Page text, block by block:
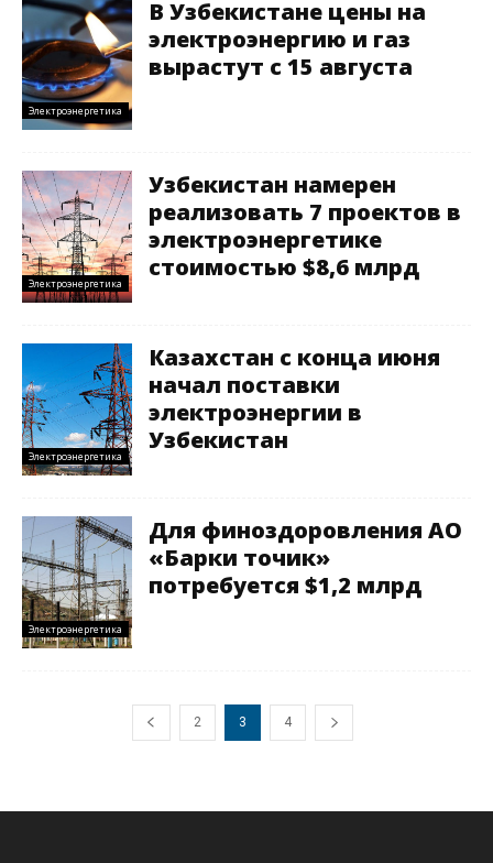
Электроэнергетика
В Узбекистане цены на
электроэнергию и газ
вырастут с 15 августа
Электроэнергетика
Узбекистан намерен
реализовать 7 проектов в
электроэнергетике
стоимостью $8,6 млрд
Электроэнергетика
Казахстан с конца июня
начал поставки
электроэнергии в
Узбекистан
Электроэнергетика
Для финоздоровления АО
«Барки точик»
потребуется $1,2 млрд
2 3 4